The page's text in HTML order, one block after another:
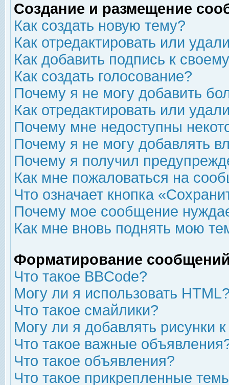
Создание и размещение
Как создать новую тему?
Как отредактировать или
Как добавить подпись к
Как создать голосование?
Почему я не могу добавить
Как отредактировать или
Почему мне недоступны
Почему я не могу добавлять
Почему я получил
Как мне пожаловаться на
Что означает кнопка
Почему мое сообщение
Как мне вновь поднять мою
Форматирование
Что такое BBCode?
Могу ли я использовать
Что такое смайлики?
Могу ли я добавлять рисунки
Что такое важные
Что такое объявления?
Что такое прикрепленные